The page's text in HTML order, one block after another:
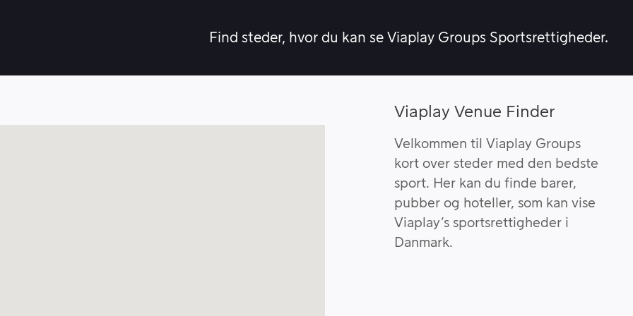
Find steder, hvor du kan se Viaplay Groups Sportsrettigheder.
Viaplay Venue Finder
Velkommen til Viaplay Groups
kort over steder med den bedste
sport. Her kan du finde barer,
pubber og hoteller, som kan vise
Viaplay’s sportsrettigheder i
Danmark.